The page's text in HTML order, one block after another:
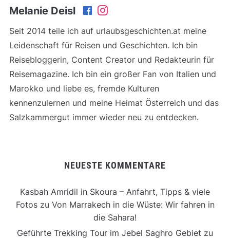
Melanie Deisl
Seit 2014 teile ich auf urlaubsgeschichten.at meine
Leidenschaft für Reisen und Geschichten. Ich bin
Reisebloggerin, Content Creator und Redakteurin für
Reisemagazine. Ich bin ein großer Fan von Italien und
Marokko und liebe es, fremde Kulturen
kennenzulernen und meine Heimat Österreich und das
Salzkammergut immer wieder neu zu entdecken.
NEUESTE KOMMENTARE
Kasbah Amridil in Skoura – Anfahrt, Tipps & viele
Fotoszu Von Marrakech in die Wüste: Wir fahren in
die Sahara!
Geführte Trekking Tour im Jebel Saghro Gebiet zu